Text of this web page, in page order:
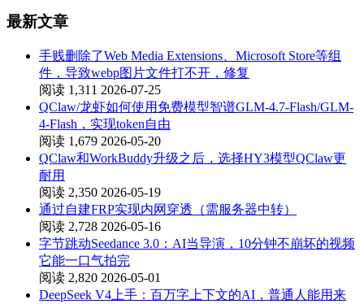
最新文章
手贱删除了Web Media Extensions、Microsoft Store等组
件，导致webp图片文件打不开，修复
阅读 1,311 2026-07-25
QClaw/龙虾如何使用免费模型智谱GLM-4.7-Flash/GLM-
4-Flash，实现token自由
阅读 1,679 2026-05-20
QClaw和WorkBuddy升级之后，选择HY3模型QClaw更
耐用
阅读 2,350 2026-05-19
通过自建FRP实现内网穿透（需服务器中转）
阅读 2,728 2026-05-16
字节跳动Seedance 3.0：AI当导演，10分钟不崩坏的视频
它能一口气拍完
阅读 2,820 2026-05-01
DeepSeek V4上手：百万字上下文的AI，普通人能用来